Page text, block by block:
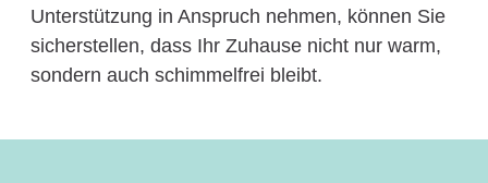
Unterstützung in Anspruch nehmen, können Sie
sicherstellen, dass Ihr Zuhause nicht nur warm,
sondern auch schimmelfrei bleibt.